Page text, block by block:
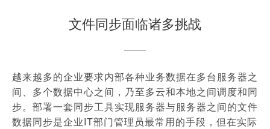
文件同步面临诸多挑战
越来越多的企业要求内部各种业务数据在多台服务器之
间、多个数据中心之间，乃至多云和本地之间调度和同
步。部署一套同步工具实现服务器与服务器之间的文件
数据同步是企业IT部门管理员最常用的手段，但在实际